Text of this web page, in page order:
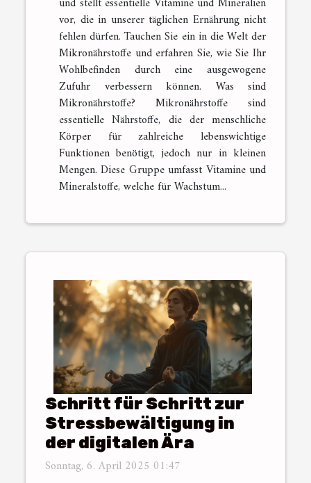
vor, die in unserer täglichen Ernährung nicht
fehlen dürfen. Tauchen Sie ein in die Welt der
Mikronährstoffe und erfahren Sie, wie Sie Ihr
Wohlbefinden durch eine ausgewogene
Zufuhr verbessern können. Was sind
Mikronährstoffe? Mikronährstoffe sind
essentielle Nährstoffe, die der menschliche
Körper für zahlreiche lebenswichtige
Funktionen benötigt, jedoch nur in kleinen
Mengen. Diese Gruppe umfasst Vitamine und
Mineralstoffe, welche für Wachstum...
Schritt für Schritt zur
Stressbewältigung in
der digitalen Ära
Sonntag, 6. April 2025 01:47